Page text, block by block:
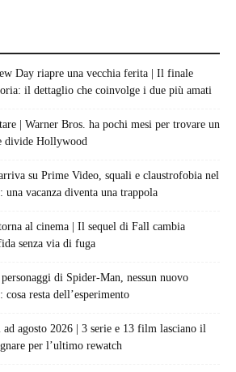
Day riapre una vecchia ferita | Il finale
il dettaglio che coinvolge i due più amati
| Warner Bros. ha pochi mesi per trovare un
divide Hollywood
su Prime Video, squali e claustrofobia nel
vacanza diventa una trappola
al cinema | Il sequel di Fall cambia
senza via di fuga
di Spider-Man, nessun nuovo
resta dell’esperimento
agosto 2026 | 3 serie e 13 film lasciano il
per l’ultimo rewatch